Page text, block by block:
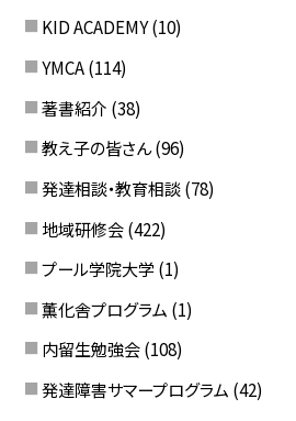
KID ACADEMY (10)
YMCA (114)
著書紹介 (38)
教え子の皆さん (96)
発達相談・教育相談 (78)
地域研修会 (422)
プール学院大学 (1)
薫化舎プログラム (1)
内留生勉強会 (108)
発達障害サマープログラム (42)